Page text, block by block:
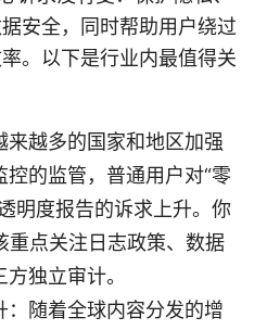
安全，同时帮助用户绕过
。以下是行业内最值得关
来越多的国家和地区加强
的监管，普通用户对“零
明度报告的诉求上升。你
重点关注日志政策、数据
独立审计。
：随着全球内容分发的增